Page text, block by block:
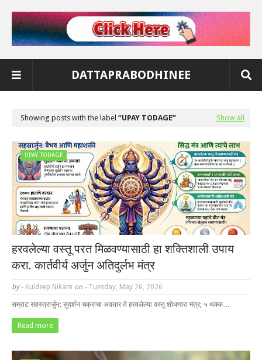
DATTAPRABODHINEE
Showing posts with the label UPAY TODAGE Show all
UPAY TODAGE
हरवलेल्या वस्तू परत मिळवण्यासाठी हा शक्तिशाली उपाय
करा. कार्तवीर्य अर्जुन अतिदुर्लभ मंत्र
by - Kuldeep Nikam on - Tuesday, May 26, 2026
सम्राट सहस्त्रार्जुन: सुदर्शन चक्राचा अवतार ते हरवलेल्या वस्तू शोधणारा मंत्र; ५ थक्क…
Read more